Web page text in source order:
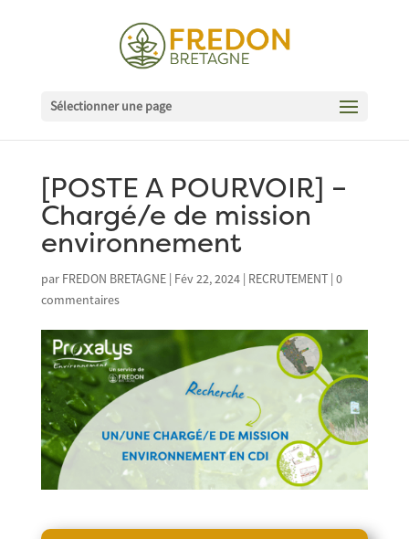
Sélectionner une page
[POSTE A POURVOIR] –
Chargé/e de mission
environnement
par FREDON BRETAGNE| Fév 22, 2024| RECRUTEMENT| 0
commentaires